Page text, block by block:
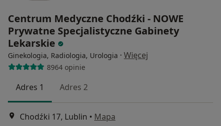
Centrum Medyczne Chodźki - NOWE
Prywatne Specjalistyczne Gabinety
Lekarskie
Ginekologia, Radiologia, Urologia · Więcej
8964 opinie
Adres 1 Adres 2
Chodźki 17, Lublin • Mapa